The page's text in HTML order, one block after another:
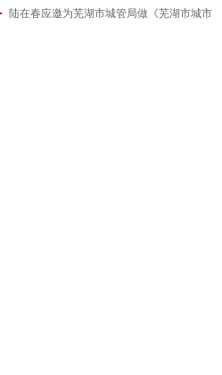
2026-05-21
陆在春应邀为芜湖市城管局做《芜湖市城市